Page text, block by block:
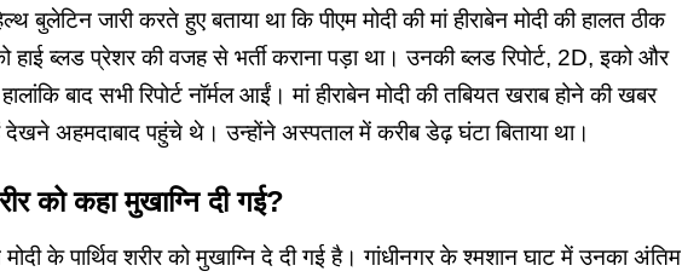
बुलेटिन जारी करते हुए बताया था कि पीएम मोदी की मां हीराबेन मोदी की हालत ठीक
हाई ब्लड प्रेशर की वजह से भर्ती कराना पड़ा था। उनकी ब्लड रिपोर्ट, 2D, इको और
बाद सभी रिपोर्ट नॉर्मल आईं। मां हीराबेन मोदी की तबियत खराब होने की खबर
देखने अहमदाबाद पहुंचे थे। उन्होंने अस्पताल में करीब डेढ़ घंटा बिताया था।
को कहा मुखाग्नि दी गई?
मोदी के पार्थिव शरीर को मुखाग्नि दे दी गई है। गांधीनगर के श्मशान घाट में उनका अंतिम